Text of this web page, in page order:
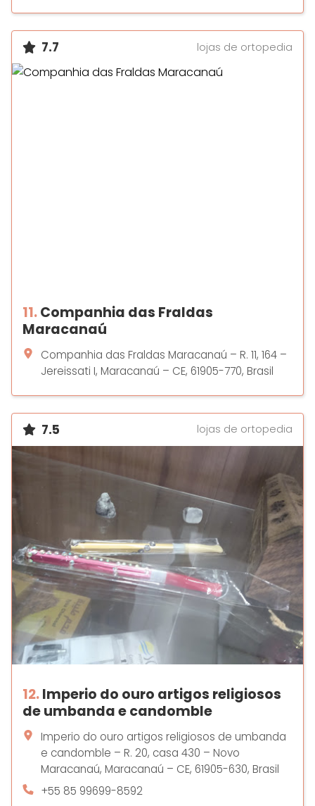
7.7 lojas de ortopedia
11.Companhia das Fraldas
Maracanaú
Companhia das Fraldas Maracanaú – R. 11, 164 –
Jereissati I, Maracanaú – CE, 61905-770, Brasil
7.5 lojas de ortopedia
12.Imperio do ouro artigos religiosos
de umbanda e candomble
Imperio do ouro artigos religiosos de umbanda
e candomble – R. 20, casa 430 – Novo
Maracanaú, Maracanaú – CE, 61905-630, Brasil
+55 85 99699-8592